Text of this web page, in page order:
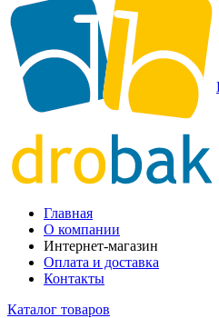
Главная
О компании
Интернет-магазин
Оплата и доставка
Контакты
Каталог товаров